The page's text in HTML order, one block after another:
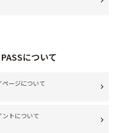
について
ページについて
ントについて